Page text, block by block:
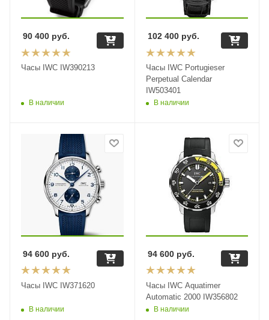
Часы IWC IW390213
В наличии
90 400 руб.
Часы IWC Portugieser
Perpetual Calendar
IW503401
В наличии
102 400руб.
Часы IWC IW371620
В наличии
94 600 руб.
Часы IWC Aquatimer
Automatic 2000 IW356802
В наличии
94 600руб.